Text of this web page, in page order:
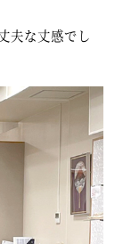
夫な丈感でし